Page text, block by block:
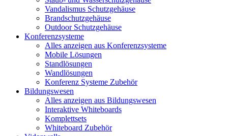
Vandalismus Schutzgehäuse
Brandschutzgehäuse
Outdoor Schutzgehäuse
Konferenzsysteme
Alles anzeigen aus Konferenzsysteme
Mobile Lösungen
Standlösungen
Wandlösungen
Konferenz Systeme Zubehör
Bildungswesen
Alles anzeigen aus Bildungswesen
Interaktive Whiteboards
Komplettsets
Whiteboard Zubehör